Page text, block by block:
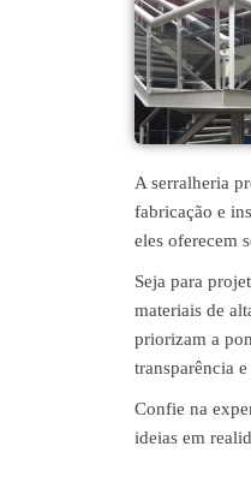
grades
entre
outros.
A serralheria
fabricação e
eles oferecem
Seja para
materiais de
priorizam a
transparência
Confie na
ideias em